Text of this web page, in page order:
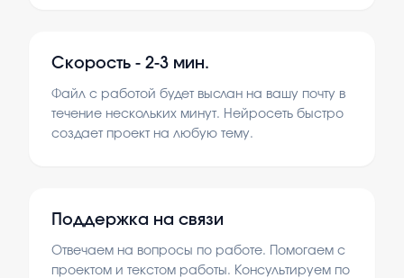
Скорость - 2-3 мин.
Файл с работой будет выслан на вашу почту в
течение нескольких минут. Нейросеть быстро
создает проект на любую тему.
Поддержка на связи
Отвечаем на вопросы по работе. Помогаем с
проектом и текстом работы. Консультируем по